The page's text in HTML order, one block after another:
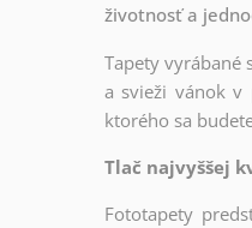
životnosť a
Tapety vyrábané
a svieži vánok v
ktorého sa
Tlač najvyššej
Fototapety